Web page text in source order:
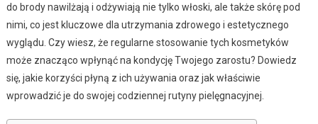
do brody nawilżają i odżywiają nie tylko włoski, ale także skórę pod
nimi, co jest kluczowe dla utrzymania zdrowego i estetycznego
wyglądu. Czy wiesz, że regularne stosowanie tych kosmetyków
może znacząco wpłynąć na kondycję Twojego zarostu? Dowiedz
się, jakie korzyści płyną z ich używania oraz jak właściwie
wprowadzić je do swojej codziennej rutyny pielęgnacyjnej.